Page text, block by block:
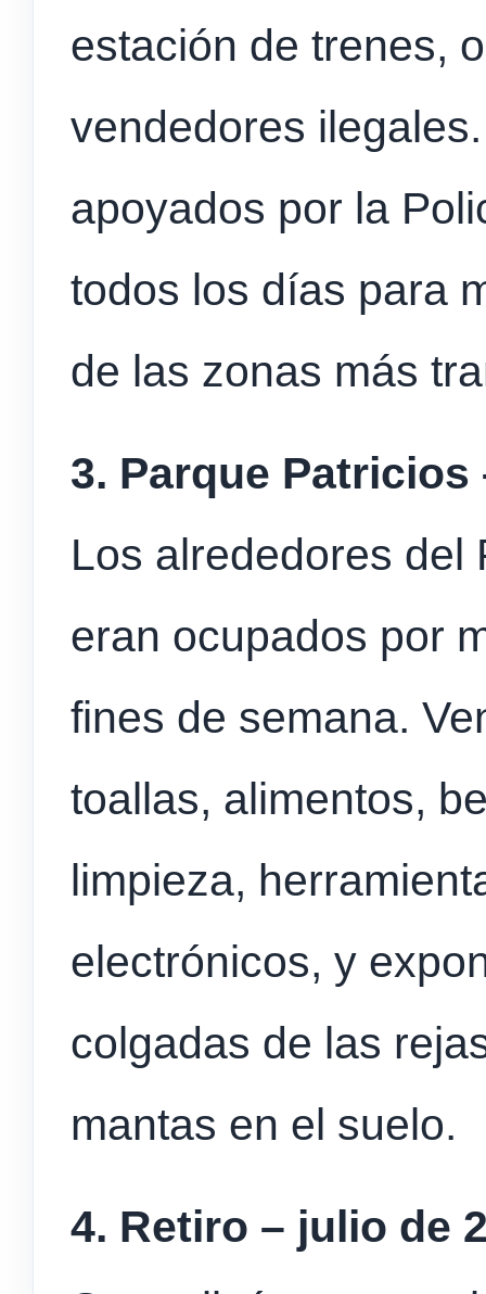
estación de trenes,
vendedores
apoyados por la
todos los días para
de las zonas más
3. Parque Patricios
Los alrededores del
eran ocupados por
fines de semana.
toallas, alimentos,
limpieza,
electrónicos, y
colgadas de las
mantas en el suelo.
4. Retiro – julio de